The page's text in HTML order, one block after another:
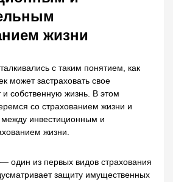
жизни
с таким понятием, как
может застраховать свое
собственную жизнь. В этом
со страхованием жизни и
инвестиционным и
жизни.
один из первых видов страхования
защиту имущественных